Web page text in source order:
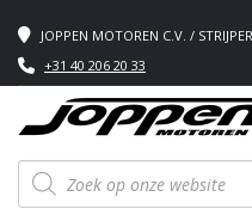
JOPPEN MOTOREN C.V. /
+31 40 206 20 33
Producten
zoeken